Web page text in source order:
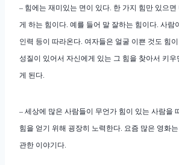
– 힘에는 재미있는 면이 있다. 한 가지 힘만 있으
게 하는 힘이다. 예를 들어 말 잘하는 힘이다. 사람
인력 등이 따라온다. 여자들은 얼굴 이쁜 것도 힘
성질이 있어서 자신에게 있는 그 힘을 찾아서 키
게 된다.
– 세상에 많은 사람들이 무언가 힘이 있는 사람을
힘을 얻기 위해 굉장히 노력한다. 요즘 많은 영화
관한 이야기다.